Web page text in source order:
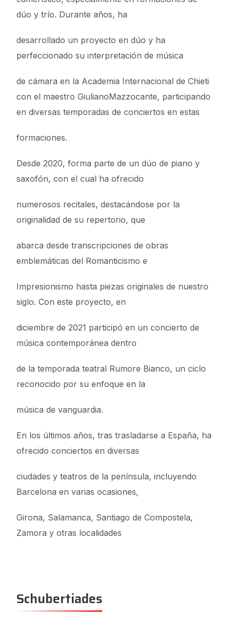
dúo y trío. Durante años, ha
desarrollado un proyecto en dúo y ha
perfeccionado su interpretación de música
de cámara en la Academia Internacional de Chieti
con el maestro GiulianoMazzocante, participando
en diversas temporadas de conciertos en estas
formaciones.
Desde 2020, forma parte de un dúo de piano y
saxofón, con el cual ha ofrecido
numerosos recitales, destacándose por la
originalidad de su repertorio, que
abarca desde transcripciones de obras
emblemáticas del Romanticismo e
Impresionismo hasta piezas originales de nuestro
siglo. Con este proyecto, en
diciembre de 2021 participó en un concierto de
música contemporánea dentro
de la temporada teatral Rumore Bianco, un ciclo
reconocido por su enfoque en la
música de vanguardia.
En los últimos años, tras trasladarse a España, ha
ofrecido conciertos en diversas
ciudades y teatros de la península, incluyendo
Barcelona en varias ocasiones,
Girona, Salamanca, Santiago de Compostela,
Zamora y otras localidades
Schubertiades